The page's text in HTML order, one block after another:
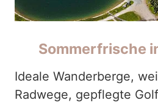
Sommerfrische
Ideale Wanderberge,
Radwege, gepflegte